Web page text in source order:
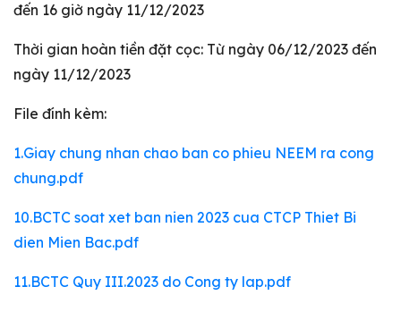
đến 16 giờ ngày 11/12/2023
Thời gian hoàn tiền đặt cọc: Từ ngày 06/12/2023 đến
ngày 11/12/2023
File đính kèm:
1.Giay chung nhan chao ban co phieu NEEM ra cong
chung.pdf
10.BCTC soat xet ban nien 2023 cua CTCP Thiet Bi
dien Mien Bac.pdf
11.BCTC Quy III.2023 do Cong ty lap.pdf